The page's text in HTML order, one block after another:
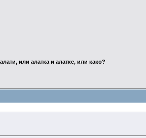
или алатка и алатке, или како?